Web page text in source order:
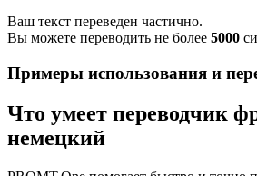
Ваш текст переведен частично.
Вы можете переводить не более 5000
Примеры использования и
Что умеет переводчик
немецкий